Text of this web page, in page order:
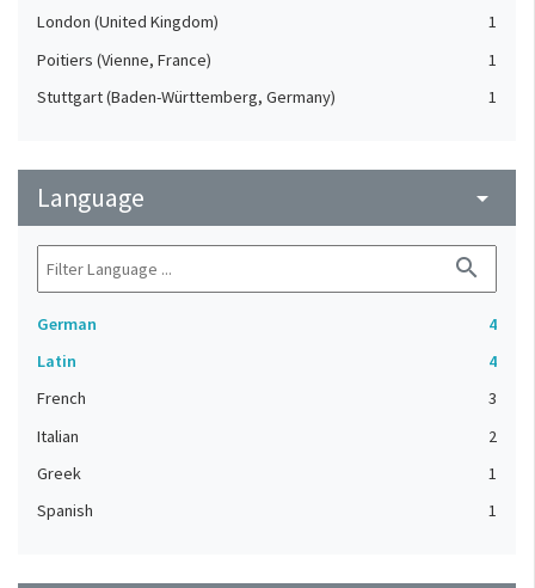
London (United Kingdom)
1
Poitiers (Vienne, France)
1
Stuttgart (Baden-Württemberg, Germany)
1
Language arrow_drop_down
search
German
4
Latin
4
French
3
Italian
2
Greek
1
Spanish
1